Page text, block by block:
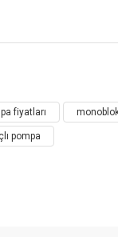
fiyatları
pompa